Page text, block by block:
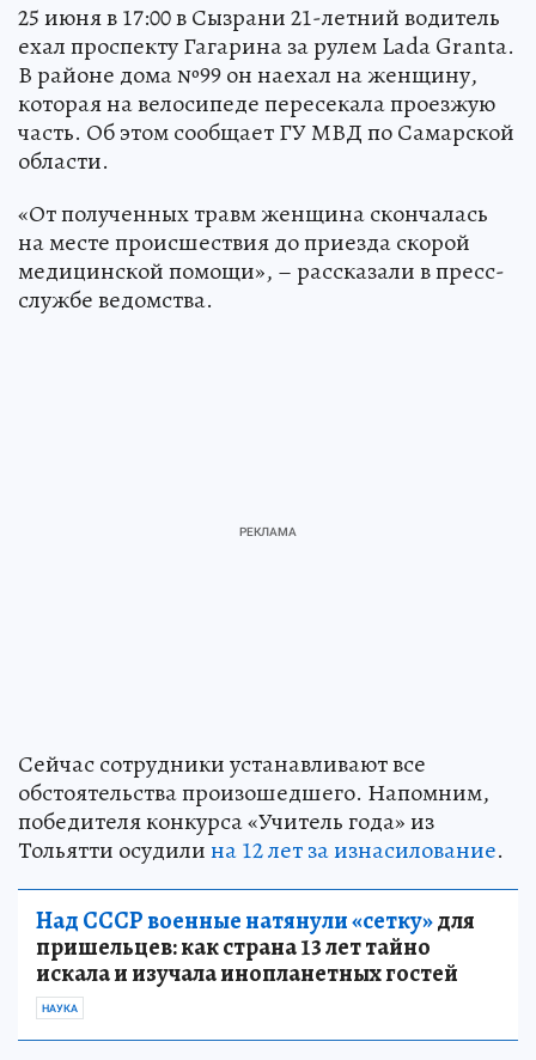
25 июня в 17:00 в Сызрани 21-летний водитель
ехал проспекту Гагарина за рулем Lada Granta.
В районе дома №99 он наехал на женщину,
которая на велосипеде пересекала проезжую
часть. Об этом сообщает ГУ МВД по Самарской
области.
«От полученных травм женщина скончалась
на месте происшествия до приезда скорой
медицинской помощи», – рассказали в пресс-
службе ведомства.
Сейчас сотрудники устанавливают все
обстоятельства произошедшего. Напомним,
победителя конкурса «Учитель года» из
Тольятти осудилина 12 лет за изнасилование.
Над СССР военные натянули «сетку»для
пришельцев: как страна 13 лет тайно
искала и изучала инопланетных гостей
НАУКА